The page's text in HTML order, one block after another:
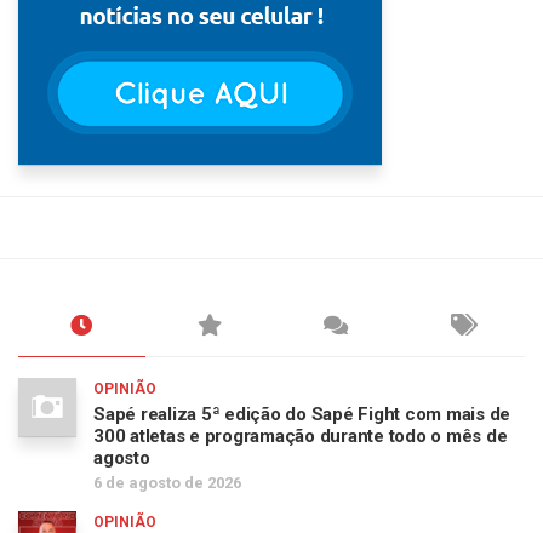
OPINIÃO
Sapé realiza 5ª edição do Sapé Fight com mais de
300 atletas e programação durante todo o mês de
agosto
6 de agosto de 2026
OPINIÃO